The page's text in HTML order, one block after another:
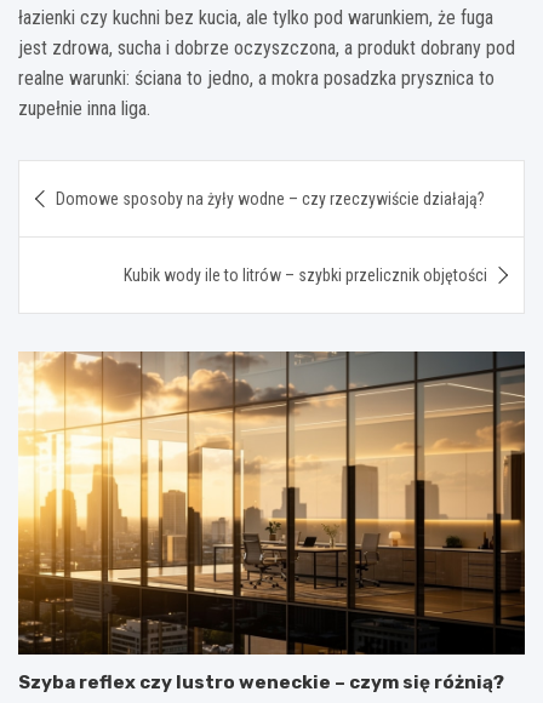
łazienki czy kuchni bez kucia, ale tylko pod warunkiem, że fuga
jest zdrowa, sucha i dobrze oczyszczona, a produkt dobrany pod
realne warunki: ściana to jedno, a mokra posadzka prysznica to
zupełnie inna liga.
wpisu
Domowe sposoby na żyły wodne – czy rzeczywiście działają?
Kubik wody ile to litrów – szybki przelicznik objętości
Szyba reflex czy lustro weneckie – czym się różnią?